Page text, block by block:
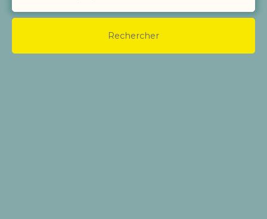
Rechercher